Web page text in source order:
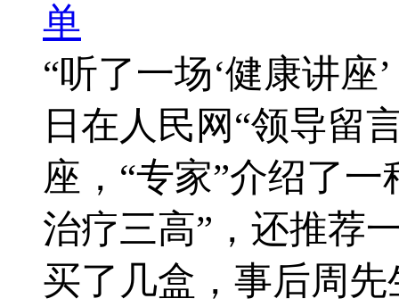
单
“听了一场‘健康讲座
日在人民网“领导留
座，“专家”介绍了
治疗三高”，还推荐
买了几盒，事后周